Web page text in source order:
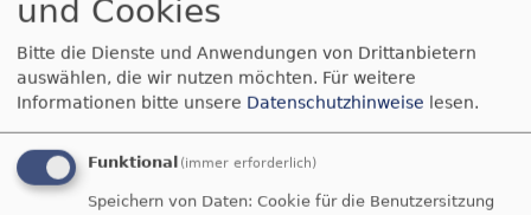
Offener
Spielenachmittag
am 20. April
und Cookies
Bitte die Dienste und Anwendungen von Drittanbietern
auswählen, die wir nutzen möchten. Für weitere
Informationen bitte unsere Datenschutzhinweise lesen.
Funktional (immer erforderlich)
Speichern von Daten: Cookie für die Benutzersitzung